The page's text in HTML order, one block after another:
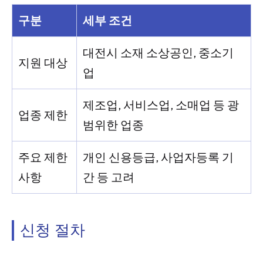
구분 세부 조건
지원 대상
대전시 소재 소상공인, 중소기
업
업종 제한
제조업, 서비스업, 소매업 등 광
범위한 업종
주요 제한
사항
개인 신용등급, 사업자등록 기
간 등 고려
신청 절차